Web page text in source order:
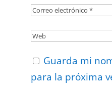
Guarda mi
para la próxima